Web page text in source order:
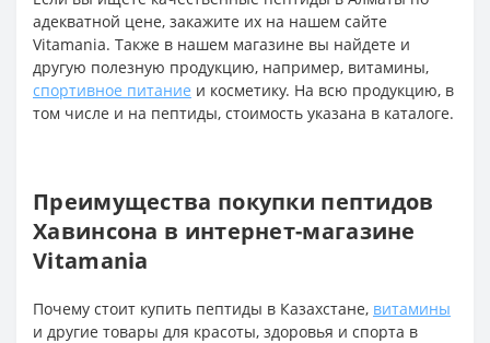
адекватной цене, закажите их на нашем сайте
Vitamania. Также в нашем магазине вы найдете и
другую полезную продукцию, например, витамины,
спортивное питание и косметику. На всю продукцию, в
том числе и на пептиды, стоимость указана в каталоге.
Преимущества покупки пептидов
Хавинсона в интернет-магазине
Vitamania
Почему стоит купить пептиды в Казахстане, витамины
и другие товары для красоты, здоровья и спорта в